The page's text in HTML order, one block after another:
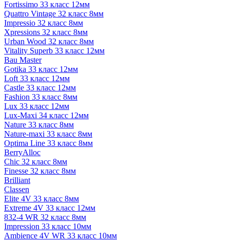
Fortissimo 33 класс 12мм
Quattro Vintage 32 класс 8мм
Impressio 32 класс 8мм
Xpressions 32 класс 8мм
Urban Wood 32 класс 8мм
Vitality Superb 33 класс 12мм
Bau Master
Gotika 33 класс 12мм
Loft 33 класс 12мм
Castle 33 класс 12мм
Fashion 33 класс 8мм
Lux 33 класс 12мм
Lux-Maxi 34 класс 12мм
Nature 33 класс 8мм
Nature-maxi 33 класс 8мм
Optima Line 33 класс 8мм
BerryAlloc
Chic 32 класс 8мм
Finesse 32 класс 8мм
Brilliant
Classen
Elite 4V 33 класс 8мм
Extreme 4V 33 класс 12мм
832-4 WR 32 класс 8мм
Impression 33 класс 10мм
Ambience 4V WR 33 класс 10мм